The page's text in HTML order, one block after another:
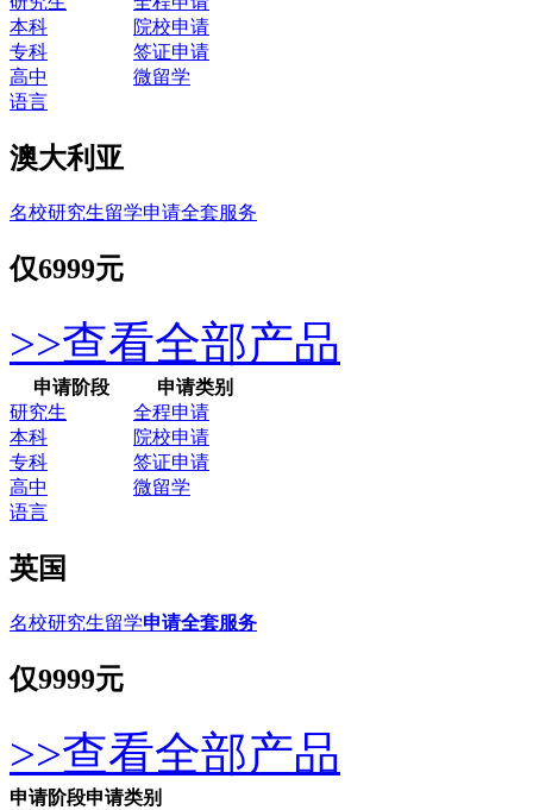
本科
院校申请
专科
签证申请
高中
微留学
语言
澳大利亚
名校研究生留学申请全套服务
仅6999元
>>查看全部产品
申请阶段
申请类别
研究生
全程申请
本科
院校申请
专科
签证申请
高中
微留学
语言
英国
名校研究生留学申请全套服务
仅9999元
>>查看全部产品
申请阶段申请类别